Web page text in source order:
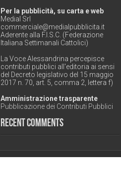
Per la pubblicità, su carta e web
Medial Srl
commerciale@medialpubblicita.it
Aderente alla F.I.S.C. (Federazione
Italiana Settimanali Cattolici)
La Voce Alessandrina percepisce
contributi pubblici all'editoria ai sensi
del Decreto legislativo del 15 maggio
2017 n. 70, art. 5, comma 2, lettera f)
Amministrazione trasparente
Pubblicazione dei Contributi Pubblici
Recent Comments